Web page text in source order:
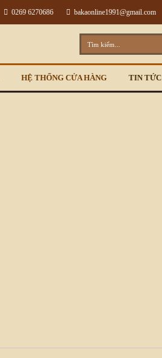
0269 6270686 bakaonline1991@gmail.com
HỆ THỐNG CỬA HÀNG TIN TỨC